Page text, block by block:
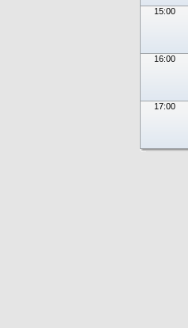
15:00
16:00
17:00